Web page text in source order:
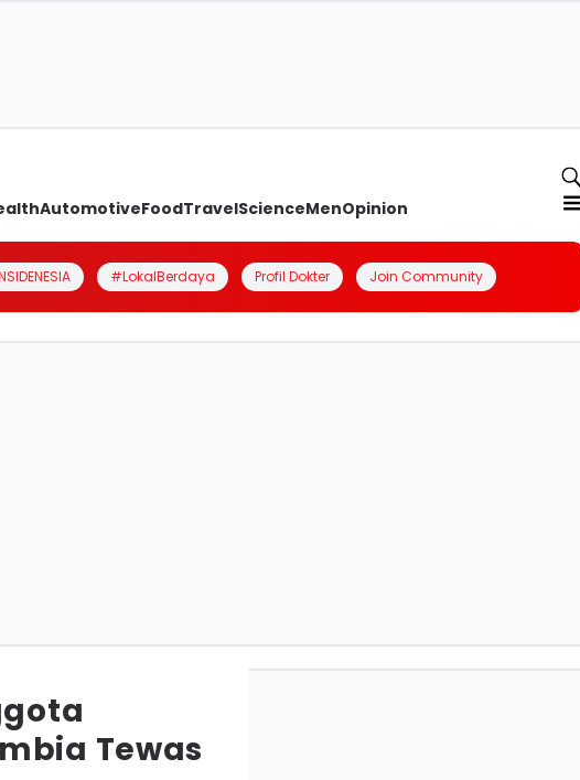
AutomotiveFoodTravelScienceMenOpinion
#LokalBerdaya Profil Dokter Join Community
Tewas